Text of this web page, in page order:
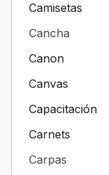
Camisetas
Cancha
Canon
Canvas
Capacitación
Carnets
Carpas